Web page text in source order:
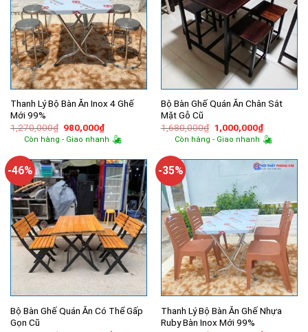
Thanh Lý Bộ Bàn Ăn Inox 4 Ghế
Mới 99%
1,270,000₫ Giá
gốc
là:
980,000₫Giá
hiện
tại
980,000₫.
Còn hàng - Giao nhanh
Bộ Bàn Ghế Quán Ăn Chân Sắt
Mặt Gỗ Cũ
1,680,000₫ Giá
gốc
là:
1,000,000₫Giá
hiện
tại
Còn hàng - Giao nhanh
-46%
Bộ Bàn Ghế Quán Ăn Có Thể Gấp
Gọn Cũ
-35%
Thanh Lý Bộ Bàn Ăn Ghế Nhựa
Ruby Bàn Inox Mới 99%